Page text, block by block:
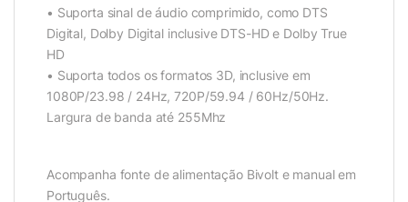
• Suporta sinal de áudio comprimido, como DTS
Digital, Dolby Digital inclusive DTS-HD e Dolby True
HD
• Suporta todos os formatos 3D, inclusive em
1080P/23.98 / 24Hz, 720P/59.94 / 60Hz/50Hz.
Largura de banda até 255Mhz
Acompanha fonte de alimentação Bivolt e manual em
Português.